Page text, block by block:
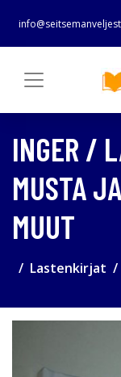
INGER /
MUSTA
MUUT
Lastenkirjat